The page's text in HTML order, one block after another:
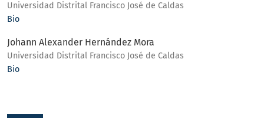
Universidad Distrital Francisco José de Caldas
Bio
Johann Alexander Hernández Mora
Universidad Distrital Francisco José de Caldas
Bio